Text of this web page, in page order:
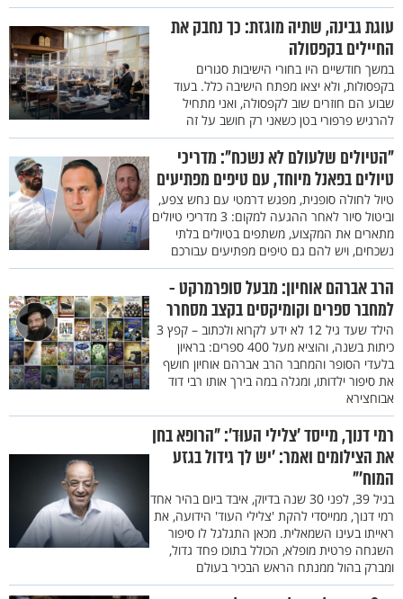
עוגת גבינה, שתיה מוגזת: כך נחבק את
החיילים בקפסולה
במשך חודשיים היו בחורי הישיבות סגורים
בקפסולות, ולא יצאו מפתח הישיבה כלל. בעוד
שבוע הם חוזרים שוב לקפסולה, ואני מתחיל
להרגיש פרפורי בטן כשאני רק חושב על זה
"הטיולים שלעולם לא נשכח": מדריכי
טיולים בפאנל מיוחד, עם טיפים מפתיעים
טיול לחולה סופנית, מפגש דרמטי עם נחש צפע,
וביטול סיור לאחר ההגעה למקום: 3 מדריכי טיולים
מתארים את המקצוע, משתפים בטיולים בלתי
נשכחים, ויש להם גם טיפים מפתיעים עבורכם
הרב אברהם אוחיון: מבעל סופרמרקט -
למחבר ספרים וקומיקסים בקצב מסחרר
הילד שעד גיל 12 לא ידע לקרוא ולכתוב – קפץ 3
כיתות בשנה, והוציא מעל 400 ספרים: בראיון
בלעדי הסופר והמחבר הרב אברהם אוחיון חושף
את סיפור ילדותו, ומגלה במה בירך אותו רבי דוד
אבוחצירא
רמי דנוך, מייסד ’צלילי העוּד’: "הרופא בחן
את הצילומים ואמר: ’יש לך גידול בגזע
המוח’"
בגיל 39, לפני 30 שנה בדיוק, איבד ביום בהיר אחד
רמי דנוך, ממייסדי להקת 'צלילי העוד' הידועה, את
ראייתו בעינו השמאלית. מכאן התגלגל לו סיפור
השגחה פרטית מופלא, הכולל בתוכו פחד גדול,
ומברק בהול ממנתח הראש הבכיר בעולם